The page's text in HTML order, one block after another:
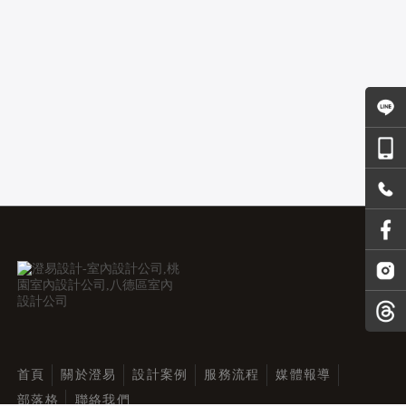
首頁 關於澄易 設計案例 服務流程
媒體報導
部落格
聯絡我們